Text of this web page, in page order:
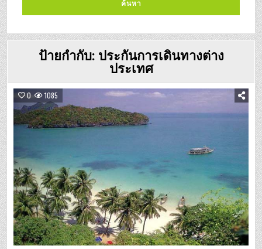
ป้ายกำกับ: ประกันการเดินทางต่าง
ประเทศ
0 1085